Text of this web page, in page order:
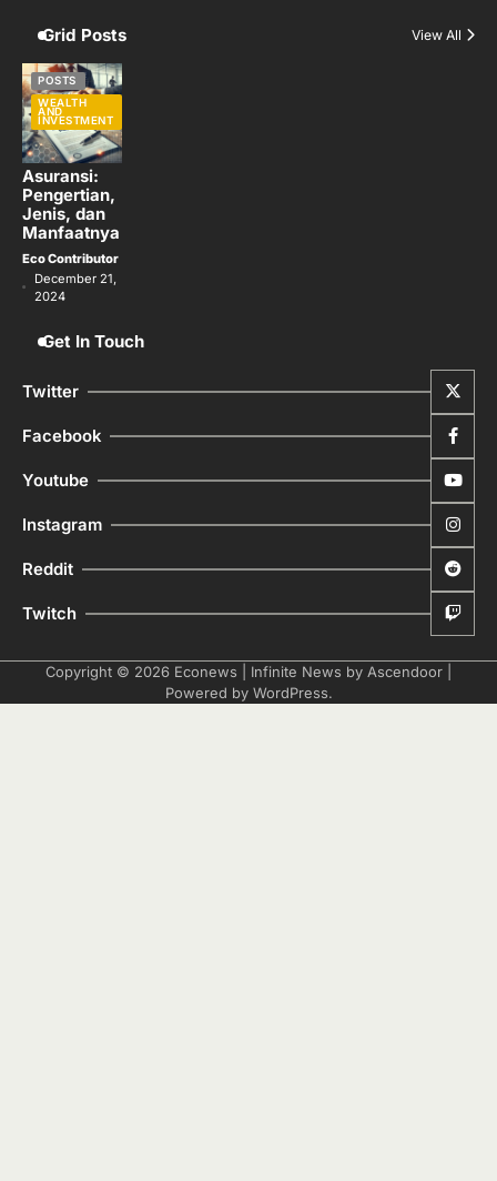
Grid Posts View All
POSTS
WEALTH
AND
INVESTMENT
Asuransi:
Pengertian,
Jenis, dan
Manfaatnya
Eco Contributor
December 21,
2024
Get In Touch
Twitter
Facebook
Youtube
Instagram
Reddit
Twitch
Copyright © 2026 Econews | Infinite News by Ascendoor
Powered by WordPress.